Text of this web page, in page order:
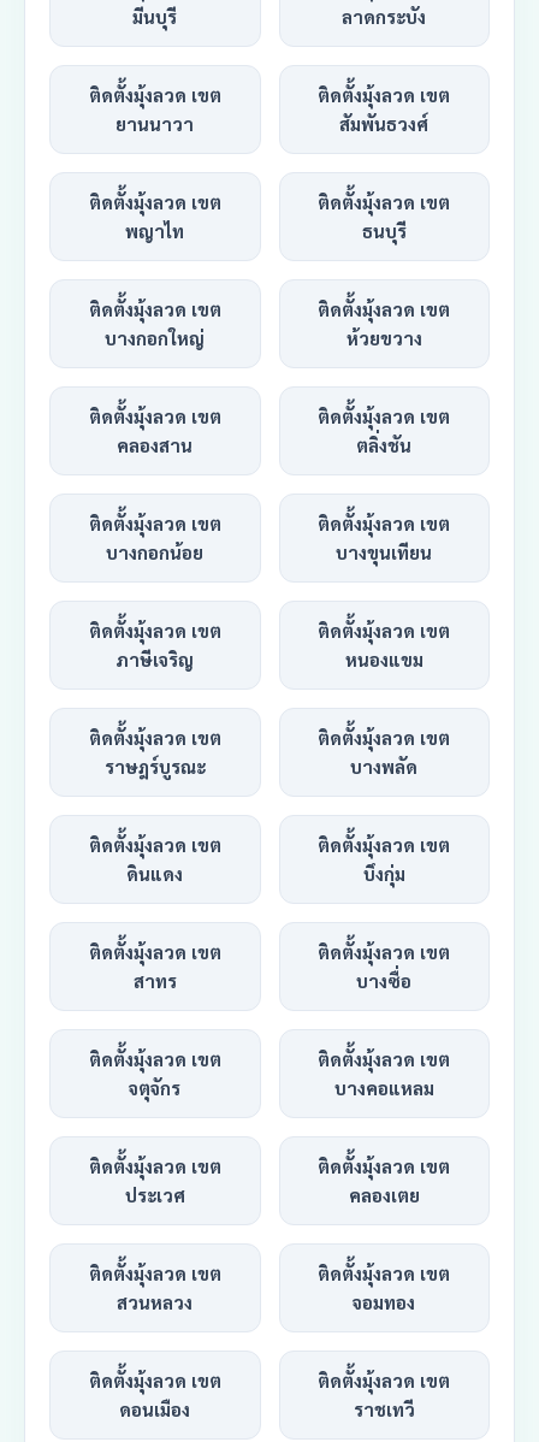
มีนบุรี
ลาดกระบัง
ติดตั้งมุ้งลวด เขต
ยานนาวา
ติดตั้งมุ้งลวด เขต
สัมพันธวงศ์
ติดตั้งมุ้งลวด เขต
พญาไท
ติดตั้งมุ้งลวด เขต
ธนบุรี
ติดตั้งมุ้งลวด เขต
บางกอกใหญ่
ติดตั้งมุ้งลวด เขต
ห้วยขวาง
ติดตั้งมุ้งลวด เขต
คลองสาน
ติดตั้งมุ้งลวด เขต
ตลิ่งชัน
ติดตั้งมุ้งลวด เขต
บางกอกน้อย
ติดตั้งมุ้งลวด เขต
บางขุนเทียน
ติดตั้งมุ้งลวด เขต
ภาษีเจริญ
ติดตั้งมุ้งลวด เขต
หนองแขม
ติดตั้งมุ้งลวด เขต
ราษฎร์บูรณะ
ติดตั้งมุ้งลวด เขต
บางพลัด
ติดตั้งมุ้งลวด เขต
ดินแดง
ติดตั้งมุ้งลวด เขต
บึงกุ่ม
ติดตั้งมุ้งลวด เขต
สาทร
ติดตั้งมุ้งลวด เขต
บางซื่อ
ติดตั้งมุ้งลวด เขต
จตุจักร
ติดตั้งมุ้งลวด เขต
บางคอแหลม
ติดตั้งมุ้งลวด เขต
ประเวศ
ติดตั้งมุ้งลวด เขต
คลองเตย
ติดตั้งมุ้งลวด เขต
สวนหลวง
ติดตั้งมุ้งลวด เขต
จอมทอง
ติดตั้งมุ้งลวด เขต
ดอนเมือง
ติดตั้งมุ้งลวด เขต
ราชเทวี